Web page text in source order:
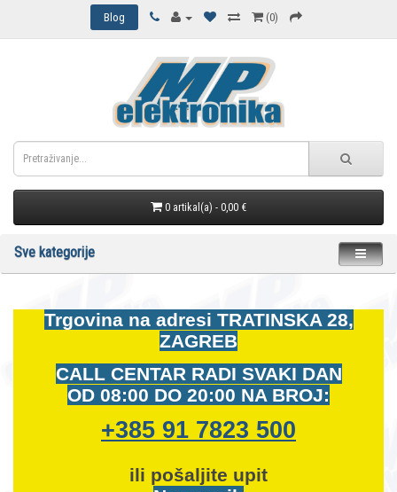
Blog (0)
0 artikal(a) - 0,00 €
Sve kategorije
Trgovina na adresi TRATINSKA 28,
ZAGREB
CALL CENTAR RADI SVAKI DAN
OD 08:00 DO 20:00 NA BROJ:
+385 91 7823 500
ili pošaljite upit